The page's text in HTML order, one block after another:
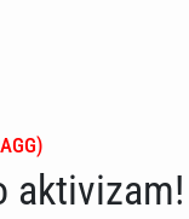
aktivizam!